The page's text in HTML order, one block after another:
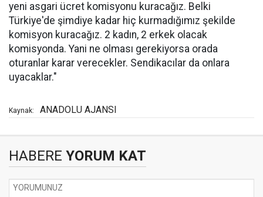
yeni asgari ücret komisyonu kuracağız. Belki
Türkiye'de şimdiye kadar hiç kurmadığımız şekilde
komisyon kuracağız. 2 kadın, 2 erkek olacak
komisyonda. Yani ne olması gerekiyorsa orada
oturanlar karar verecekler. Sendikacılar da onlara
uyacaklar."
Kaynak: ANADOLU AJANSI
HABERE YORUM KAT